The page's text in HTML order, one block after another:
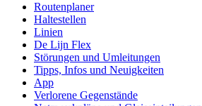
Routenplaner
Haltestellen
Linien
De Lijn Flex
Störungen und Umleitungen
Tipps, Infos und Neuigkeiten
App
Verlorene Gegenstände